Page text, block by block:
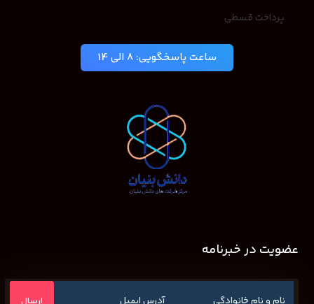
پرداخت قسطی
ساعت پاسخگویی: 8 الی 14
عضویت در خبرنامه